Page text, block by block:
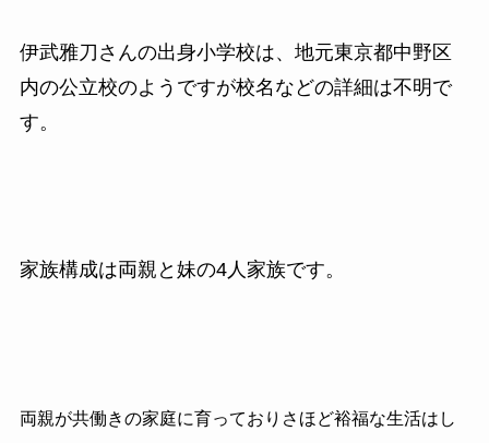
伊武雅刀さんの出身小学校は、地元東京都中野区
内の公立校のようですが校名などの詳細は不明で
す。
家族構成は両親と妹の4人家族です。
両親が共働きの家庭に育っておりさほど裕福な生活はし